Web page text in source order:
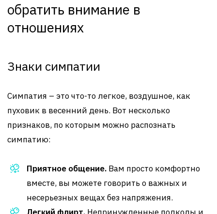
обратить внимание в
отношениях
Знаки симпатии
Симпатия – это что-то легкое, воздушное, как
пуховик в весенний день. Вот несколько
признаков, по которым можно распознать
симпатию:
Приятное общение. Вам просто комфортно
вместе, вы можете говорить о важных и
несерьезных вещах без напряжения.